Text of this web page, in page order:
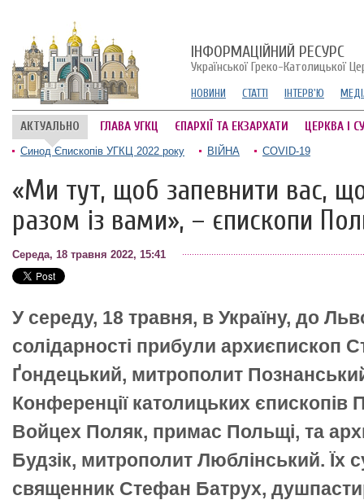
ІНФОРМАЦІЙНИЙ РЕСУРС
Української Греко-Католицької
НОВИНИ СТАТТІ ІНТЕРВ'Ю
АКТУАЛЬНО ГЛАВА УГКЦ ЄПАРХІЇ ТА ЕКЗАРХАТИ ЦЕРКВА І
Синод Єпископів УГКЦ 2022 року ВІЙНА COVID-19
«Ми тут, щоб запевнити вас,
разом із вами», – єпископи
Середа, 18 травня 2022, 15:41
У середу, 18 травня, в Україну, до
солідарності прибули архиєпископ
Ґондецький, митрополит
Конференції католицьких єпископів
Войцех Поляк, примас Польщі, та
Будзік, митрополит Люблінський. Їх
священник Стефан Батрух,